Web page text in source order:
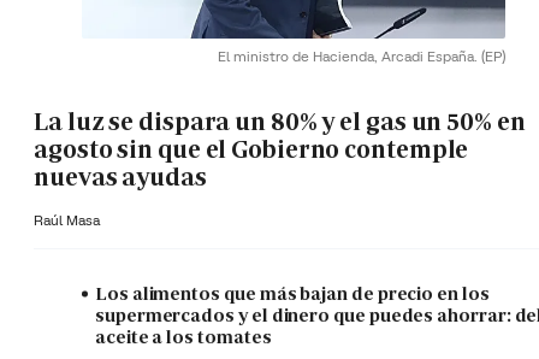
El ministro de Hacienda, Arcadi España. (EP)
La luz se dispara un 80% y el gas un 50% en
agosto sin que el Gobierno contemple
nuevas ayudas
Raúl Masa
Los alimentos que más bajan de precio en los
supermercados y el dinero que puedes ahorrar:
aceite a los tomates